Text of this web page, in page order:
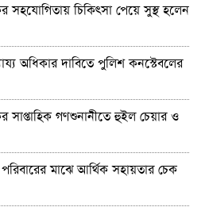
সহযোগিতায় চিকিৎসা পেয়ে সুস্থ হলেন
অধিকার দাবিতে পুলিশ কনস্টেবলের
সাপ্তাহিক গণশুনানীতে হুইল চেয়ার ও
মাঝে আর্থিক সহায়তার চেক